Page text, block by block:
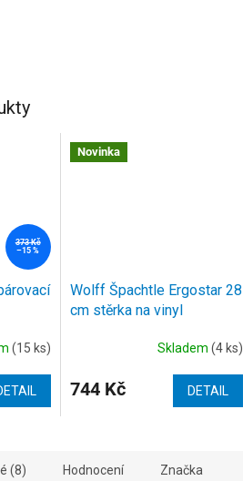
373 Kč
–15 %
(15 ks)
Novinka
Wolff Špachtle Ergostar 28
cm stěrka na vinyl
Skladem (4 ks)
744 Kč DETAIL
(8) Hodnocení Značka